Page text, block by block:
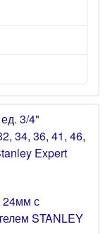
3/4"
34, 36, 41, 46,
Expert
24мм с
STANLEY